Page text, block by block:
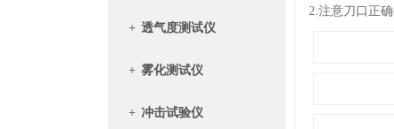
+ 透气度测试仪
+ 雾化测试仪
+ 冲击试验仪
2.注意刀口正